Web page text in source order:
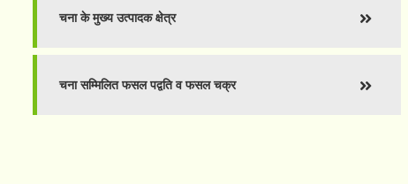
चना के मुख्य उत्पादक क्षेत्र
चना सम्मिलित फसल पद्वति व फसल चक्र